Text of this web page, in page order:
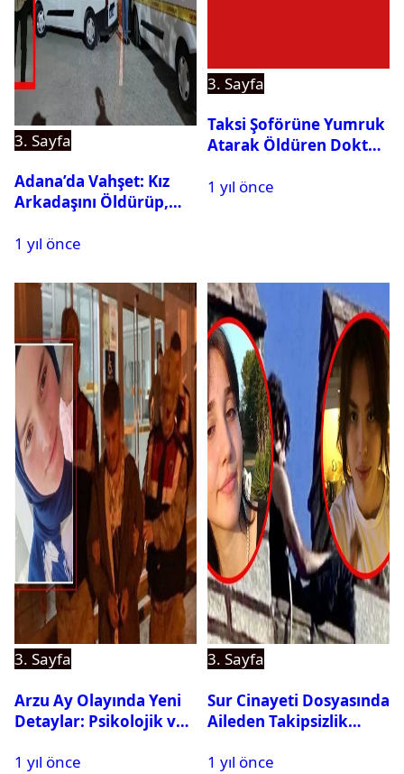
3. Sayfa
Adana’da Vahşet: Kız
Arkadaşını Öldürüp,
1 yıl önce
3. Sayfa
Taksi Şoförüne Yumruk
Atarak Öldüren Doktor
1 yıl önce
3. Sayfa
Arzu Ay Olayında Yeni
Detaylar: Psikolojik ve
Gündemde
1 yıl önce
3. Sayfa
Sur Cinayeti Dosyasında
Aileden Takipsizlik
1 yıl önce